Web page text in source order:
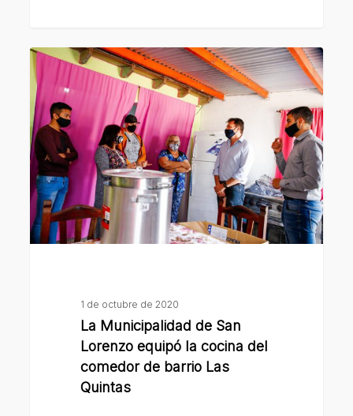
La
Municipalidad
de
San
Lorenzo
equipó
la
cocina
del
1 de octubre de 2020
La Municipalidad de San
Lorenzo equipó la cocina del
comedor de barrio Las
Quintas